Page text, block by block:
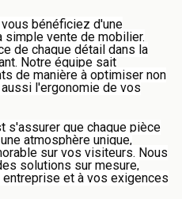
bénéficiez d'une
simple vente de mobilier.
de chaque détail dans la
Notre équipe sait
de manière à optimiser non
l'ergonomie de vos
s'assurer que chaque pièce
atmosphère unique,
sur vos visiteurs. Nous
solutions sur mesure,
et à vos exigences